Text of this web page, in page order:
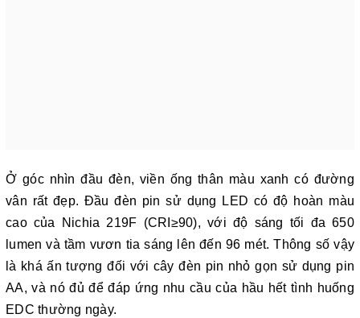
Ở góc nhìn đầu đèn, viền ống thân màu xanh có đường
vân rất đẹp. Đầu đèn pin sử dụng LED có độ hoàn màu
cao của Nichia 219F (CRI≥90), với độ sáng tối đa 650
lumen và tầm vươn tia sáng lên đến 96 mét. Thông số vậy
là khá ấn tượng đối với cây đèn pin nhỏ gọn sử dụng pin
AA, và nó đủ để đáp ứng nhu cầu của hầu hết tình huống
EDC thường ngày.